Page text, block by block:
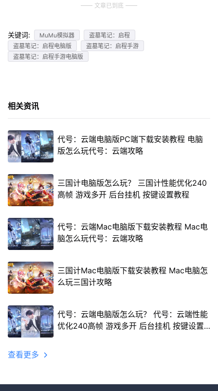
文章已到底
关键词: MuMu模拟器
盗墓笔记：启程
盗墓笔记：启程电脑版
盗墓笔记：启程手游
盗墓笔记：启程手游电脑版
相关资讯
代号：云端电脑版PC端下载安装教程 电脑
版怎么玩代号：云端攻略
三国计电脑版怎么玩？ 三国计性能优化240
高帧 游戏多开 后台挂机 按键设置教程
代号：云端Mac电脑版下载安装教程 Mac电
脑怎么玩代号：云端攻略
三国计Mac电脑版下载安装教程 Mac电脑怎
么玩三国计攻略
代号：云端电脑版怎么玩？ 代号：云端性能
优化240高帧 游戏多开 后台挂机 按键设置
查看更多